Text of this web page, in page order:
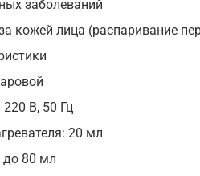
заболеваний
кожей лица (распаривание
В, 50 Гц
20 мл
до 80 мл